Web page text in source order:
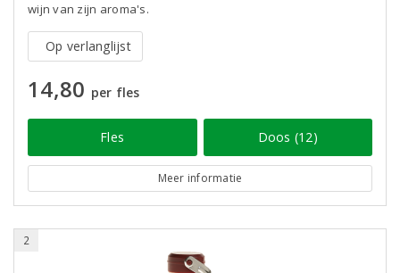
wijn van zijn aroma's.
Op verlanglijst
14,80 per fles
Fles Doos (12)
Meer informatie
2